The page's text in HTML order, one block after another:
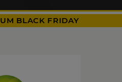
BLACK FRIDAY